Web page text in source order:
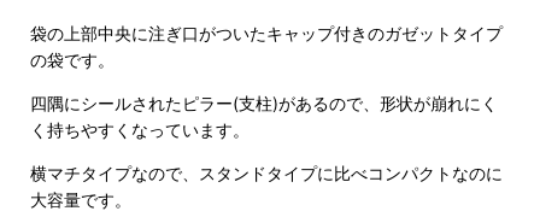
袋の上部中央に注ぎ口がついたキャップ付きのガゼットタイプ
の袋です。
四隅にシールされたピラー(支柱)があるので、形状が崩れにく
く持ちやすくなっています。
横マチタイプなので、スタンドタイプに比べコンパクトなのに
大容量です。